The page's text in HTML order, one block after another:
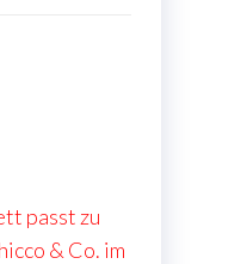
passt zu
& Co. im